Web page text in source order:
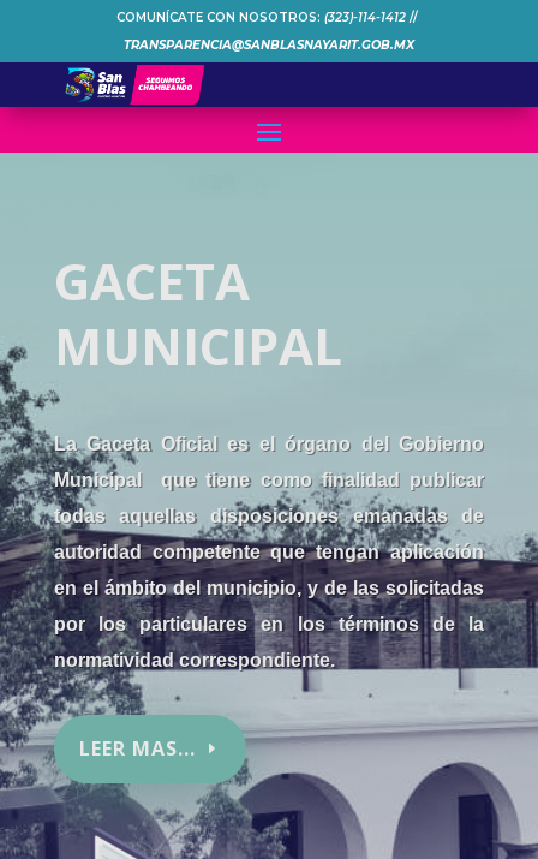
COMUNÍCATE CON NOSOTROS: (323)-114-1412//
TRANSPARENCIA@SANBLASNAYARIT.GOB.MX
GACETA
MUNICIPAL
La Gaceta Oficial es el órgano del Gobierno
Municipal que tiene como finalidad publicar
todas aquellas disposiciones emanadas de
autoridad competente que tengan aplicación
en el ámbito del municipio, y de las solicitadas
por los particulares en los términos de la
normatividad correspondiente.
LEER MAS...